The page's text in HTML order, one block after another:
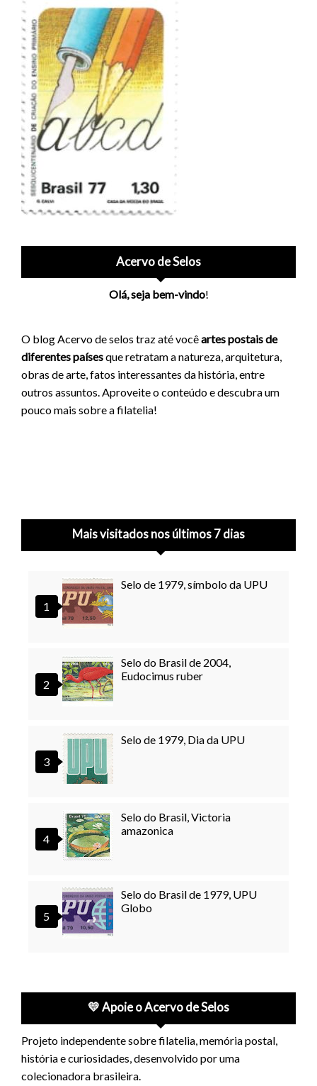
Acervo de Selos
Olá, seja bem-vindo!
O blog Acervo de selos traz até vocêartes postais de
diferentes paísesque retratam a natureza, arquitetura,
obras de arte, fatos interessantes da história, entre
outros assuntos. Aproveite o conteúdo e descubra um
pouco mais sobre a filatelia!
Mais visitados nos últimos 7 dias
Selo de 1979, símbolo da UPU
Selo do Brasil de 2004,
Eudocimus ruber
Selo de 1979, Dia da UPU
Selo do Brasil, Victoria
amazonica
Selo do Brasil de 1979, UPU
Globo
💛 Apoie o Acervo de Selos
Projeto independente sobre filatelia, memória postal,
história e curiosidades, desenvolvido por uma
colecionadora brasileira.